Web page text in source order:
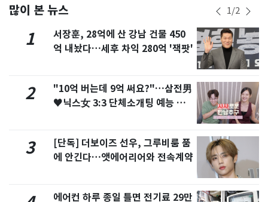
많이 본 뉴스 1/2
1
서장훈, 28억에 산 강남 건물 450
억 내놨다…세후 차익 280억 '잭팟'
2
"10억 버는데 9억 써요?"…삼전男
♥닉스女 3:3 단체소개팅 예능 화
3
[단독] 더보이즈 선우, 그루비룸 품
에 안긴다…앳에어리어와 전속계약
에어컨 하루 종일 틀면 전기료 29만